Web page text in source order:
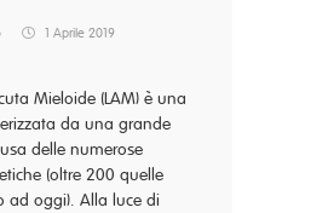
1 Aprile 2019
Mieloide (LAM) è una
da una grande
delle numerose
(oltre 200 quelle
ad oggi). Alla luce di